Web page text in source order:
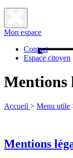
Fermer
la
Mon espace
Contact
Espace citoyen
Mentions
Accueil > Menu utile
Mentions